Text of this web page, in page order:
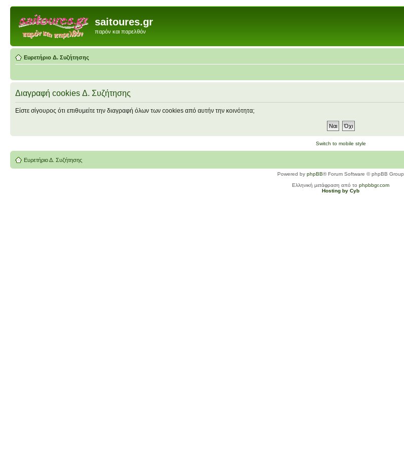
saitoures.gr
παρόν και παρελθόν
Ευρετήριο Δ. Συζήτησης
Διαγραφή cookies Δ. Συζήτησης
Είστε σίγουρος ότι επιθυμείτε την διαγραφή όλων των cookies από αυτήν την κοινότητα;
Switch to mobile style
Ευρετήριο Δ. Συζήτησης
Powered by phpBB® Forum Software © phpBB Group
Ελληνική μετάφραση από το phpbbgr.com
Hosting by Cyb